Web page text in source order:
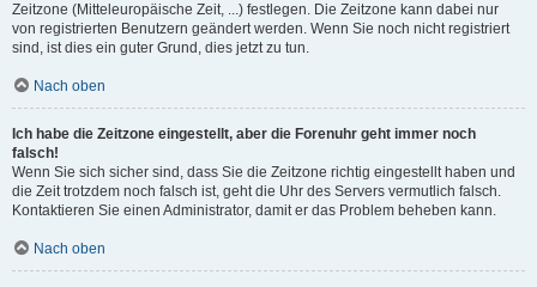
Zeitzone (Mitteleuropäische Zeit, ...) festlegen. Die Zeitzone kann dabei nur
von registrierten Benutzern geändert werden. Wenn Sie noch nicht registriert
sind, ist dies ein guter Grund, dies jetzt zu tun.
Nach oben
Ich habe die Zeitzone eingestellt, aber die Forenuhr geht immer noch
falsch!
Wenn Sie sich sicher sind, dass Sie die Zeitzone richtig eingestellt haben und
die Zeit trotzdem noch falsch ist, geht die Uhr des Servers vermutlich falsch.
Kontaktieren Sie einen Administrator, damit er das Problem beheben kann.
Nach oben